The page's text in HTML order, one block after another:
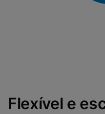
Flexível e